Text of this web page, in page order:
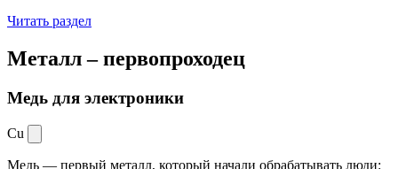
Читать раздел
Металл –первопроходец
Медь для электроники
Cu
Медь — первый металл, который начали обрабатывать люди: